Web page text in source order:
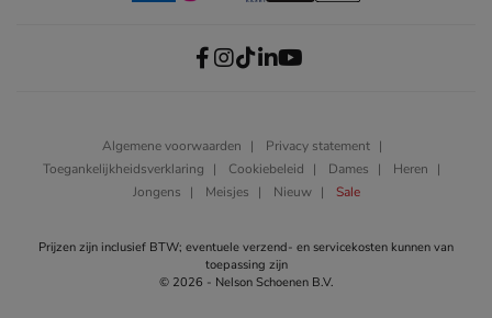
Algemene voorwaarden
Privacy statement
Toegankelijkheidsverklaring
Cookiebeleid Dames
Heren
Jongens
Meisjes Nieuw Sale
Prijzen zijn inclusief BTW; eventuele verzend- en servicekosten kunnen van
toepassing zijn
© 2026 - Nelson Schoenen B.V.